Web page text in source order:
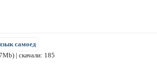
самоед
| скачали: 185